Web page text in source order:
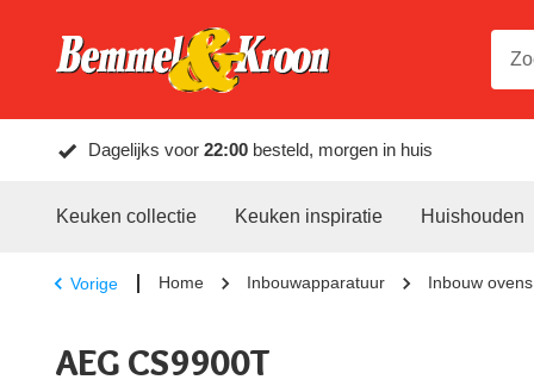
Dagelijks voor 22:00 besteld, morgen in huis
Keuken collectie Keuken inspiratie Huishouden
Vorige Home Inbouwapparatuur Inbouw ovens
AEG CS9900T